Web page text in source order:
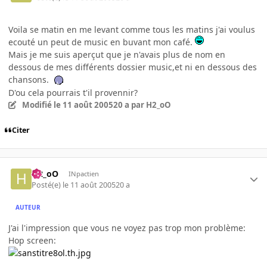
Voila se matin en me levant comme tous les matins j'ai voulus
ecouté un peut de music en buvant mon café.
Mais je me suis aperçut que je n'avais plus de nom en
dessous de mes différents dossier music,et ni en dessous des
chansons.
D'ou cela pourrais t'il provennir?
Modifié le 11 août 200520 a par H2_oO
Citer
H2_oO INpactien
Posté(e) le 11 août 200520 a
AUTEUR
J'ai l'impression que vous ne voyez pas trop mon problème:
Hop screen: